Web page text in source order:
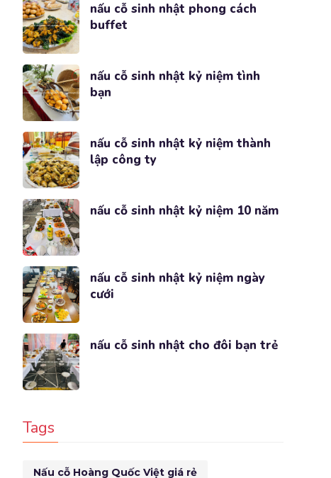
nấu cỗ sinh nhật phong cách
buffet
nấu cỗ sinh nhật kỷ niệm tình
bạn
nấu cỗ sinh nhật kỷ niệm thành
lập công ty
nấu cỗ sinh nhật kỷ niệm 10 năm
nấu cỗ sinh nhật kỷ niệm ngày
cưới
nấu cỗ sinh nhật cho đôi bạn trẻ
Tags
Nấu cỗ Hoàng Quốc Việt giá rẻ